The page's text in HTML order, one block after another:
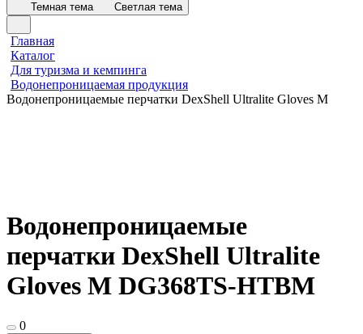
Темная тема Светлая тема
Главная
Каталог
Для туризма и кемпинга
Водонепроницаемая продукция
Водонепроницаемые перчатки DexShell Ultralite Gloves M
Водонепроницаемые
перчатки DexShell Ultralite
Gloves M DG368TS-HTBM
0